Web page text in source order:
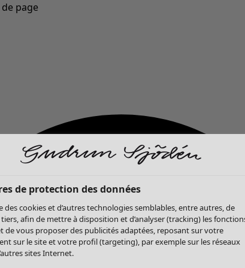
page
de protection des données
des cookies et d’autres technologies semblables, entre autres, de
afin de mettre à disposition et d’analyser (tracking) les
de vous proposer des publicités adaptées, reposant sur votre
sur le site et votre profil (targeting), par exemple sur les réseaux
sites Internet.